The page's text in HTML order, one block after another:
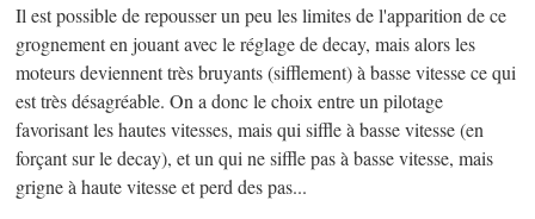
Il est possible de repousser un peu les limites de l'apparition de ce
grognement en jouant avec le réglage de decay, mais alors les
moteurs deviennent très bruyants (sifflement) à basse vitesse ce qui
est très désagréable. On a donc le choix entre un pilotage
favorisant les hautes vitesses, mais qui siffle à basse vitesse (en
forçant sur le decay), et un qui ne siffle pas à basse vitesse, mais
grigne à haute vitesse et perd des pas...